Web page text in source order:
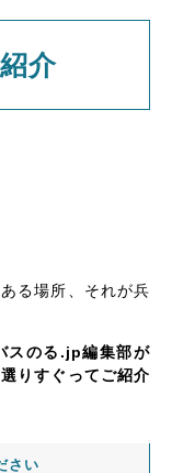
介
る場所、それが兵
スのる.jp編集部が
りすぐってご紹介
さい